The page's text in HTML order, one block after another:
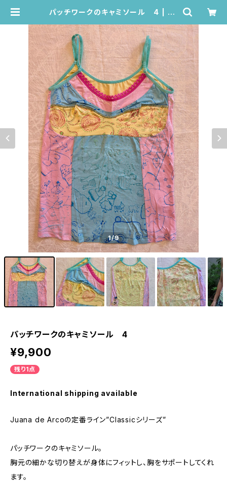
パッチワークのキャミソール 4 | Ju
1/9
パッチワークのキャミソール 4
¥9,900
残り1点
International shipping available
Juana de Arcoの定番ライン”Classicシリーズ”
パッチワークのキャミソール。
胸元の細かな切り替えが身体にフィットし、胸をサポートしてくれ
ます。